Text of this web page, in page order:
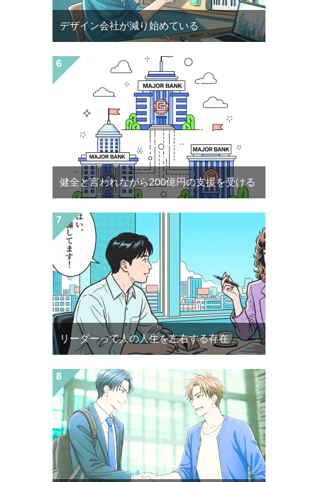
デザイン会社が減り始めている
健全と言われながら200億円の支援を受ける
リーダーって人の人生を左右する存在